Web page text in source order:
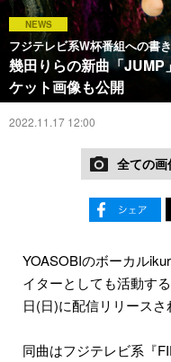
NEWS
フジテレビ系W杯番組への書
幾田りらの新曲「
ケット画像も公開
2022.11.17 12:00
全ての画
YOASOBIのボーカル
イターとしても活動す
日(日)に配信リリースさ
同曲はフジテレビ系『